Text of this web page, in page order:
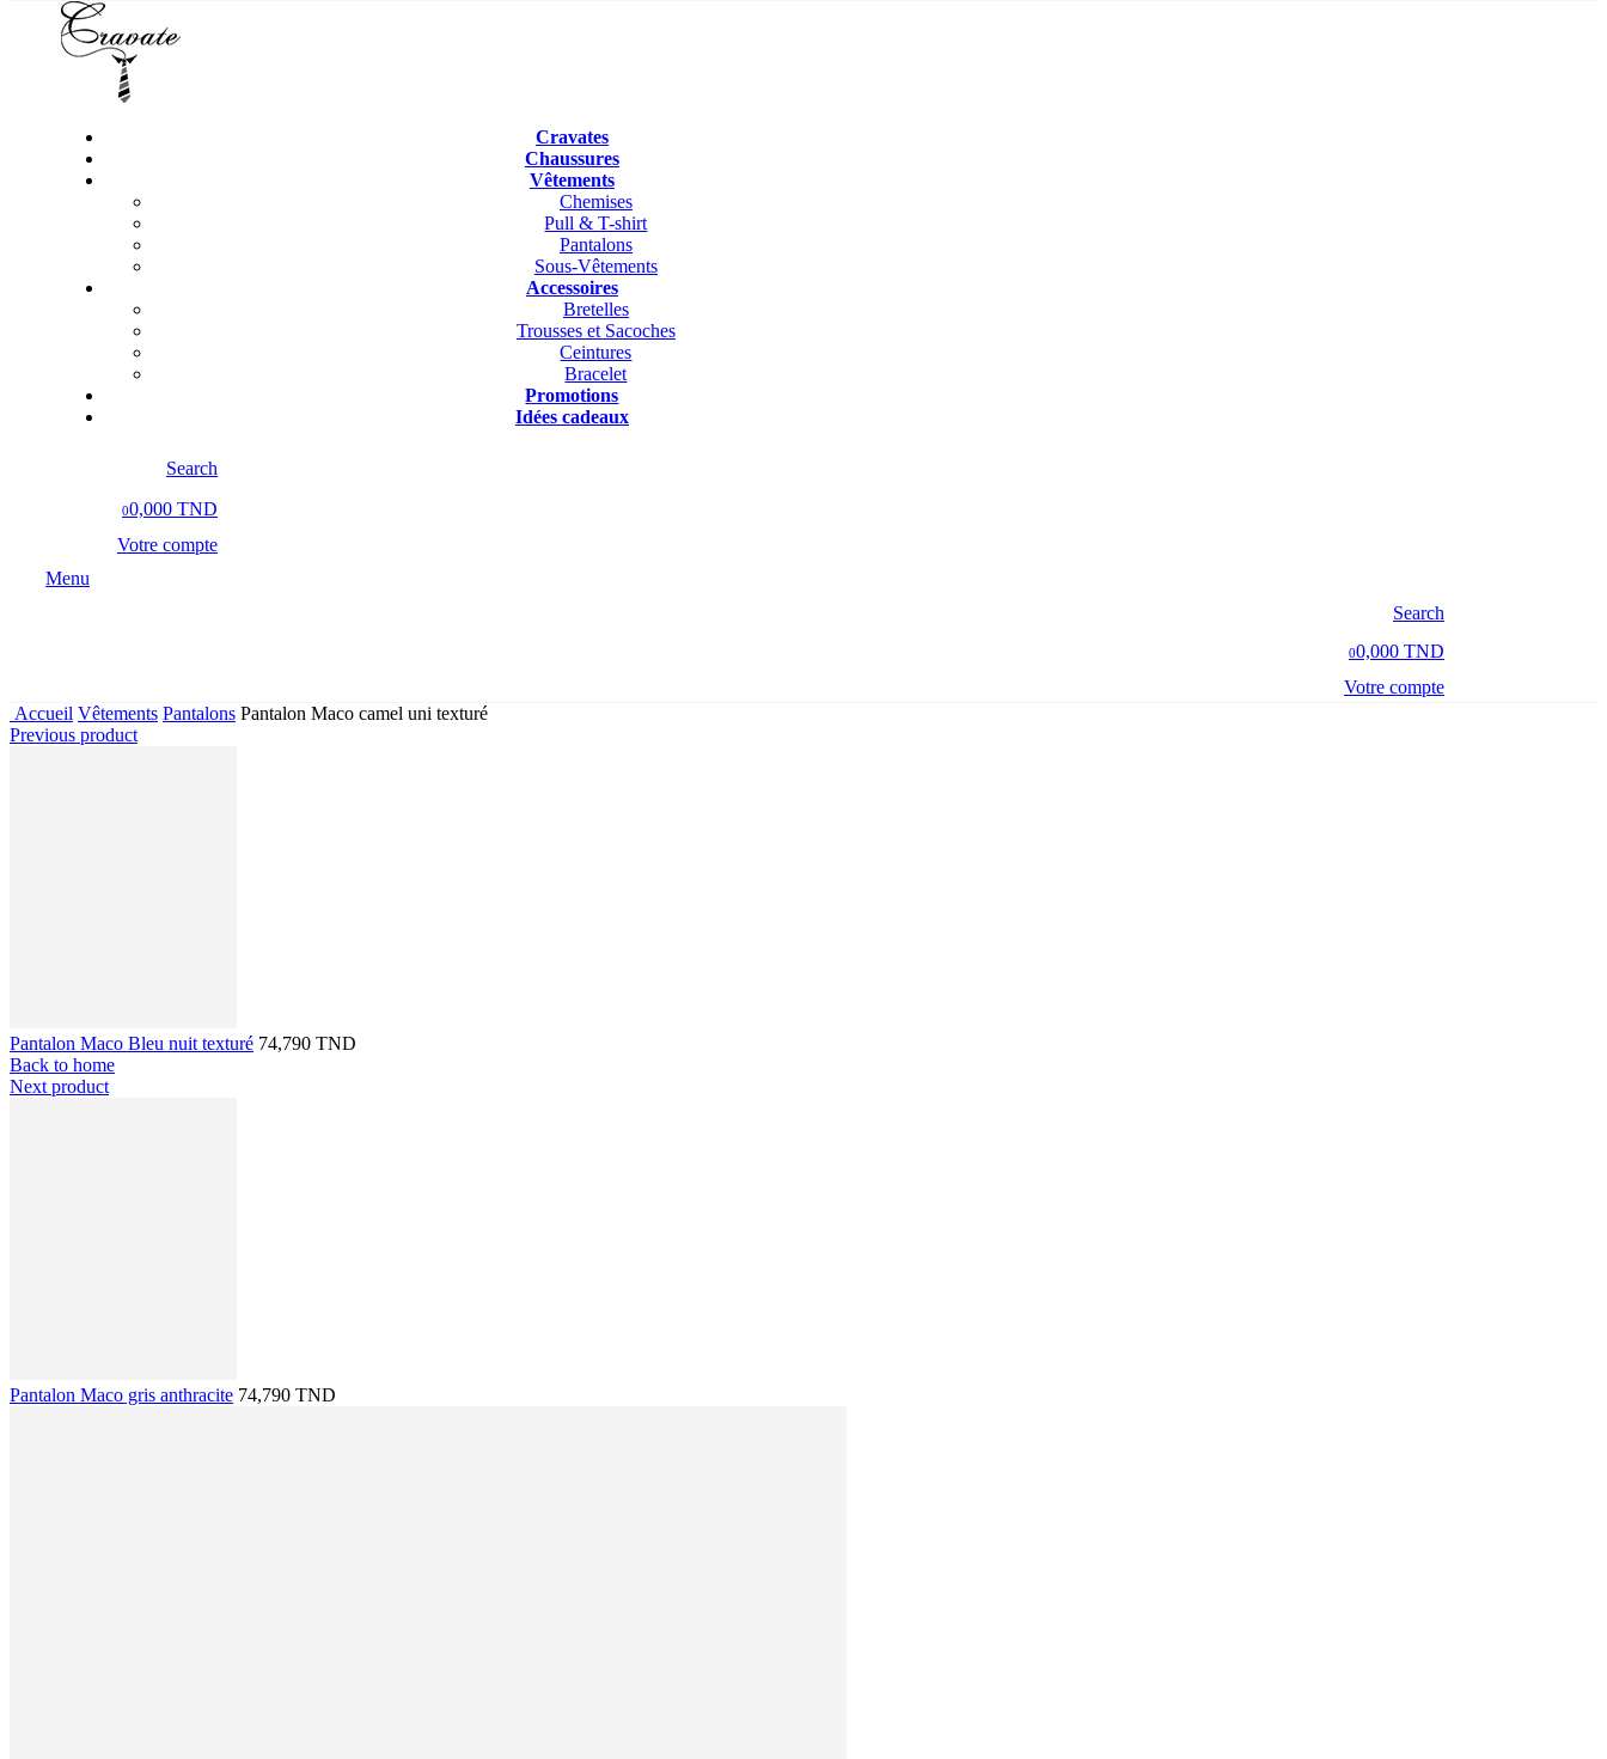
Cravates
Chaussures
Vêtements
Chemises
Pull & T-shirt
Pantalons
Sous-Vêtements
Accessoires
Bretelles
Trousses et Sacoches
Ceintures
Bracelet
Promotions
Idées cadeaux
Search
00,000 TND
Votre compte
Menu
Search
00,000 TND
Votre compte
Accueil Vêtements Pantalons Pantalon Maco camel uni texturé
Previous product
Pantalon Maco Bleu nuit texturé 74,790 TND
Back to home
Next product
Pantalon Maco gris anthracite 74,790 TND